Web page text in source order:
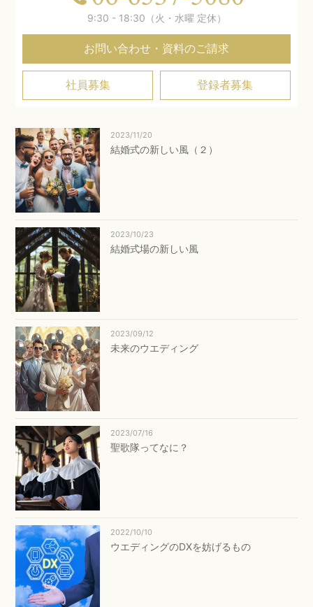
9:30 - 18:30（火・水曜 定休）
お問い合わせ・資料のご請求
社員募集 登録者募集
2023/11/20
結婚式の新しい風（２）
2023/10/23
結婚式場の新しい風
2023/09/12
未来のウエディング
2023/07/16
聖歌隊ってなに？
2022/10/10
ウエディングのDXを妨げるもの